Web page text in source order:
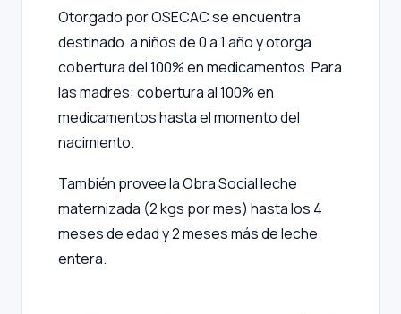
Otorgado por OSECAC se encuentra
destinado a niños de 0 a 1 año y otorga
cobertura del 100% en medicamentos. Para
las madres: cobertura al 100% en
medicamentos hasta el momento del
nacimiento.
También provee la Obra Social leche
maternizada (2 kgs por mes) hasta los 4
meses de edad y 2 meses más de leche
entera.